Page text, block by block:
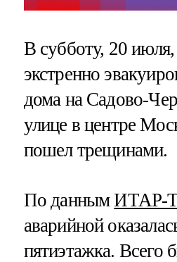
В субботу, 20 июля,
экстренно
дома на Садово-
улице в центре
пошел трещинами.
По даннымИТАР-
аварийной
пятиэтажка. Всего